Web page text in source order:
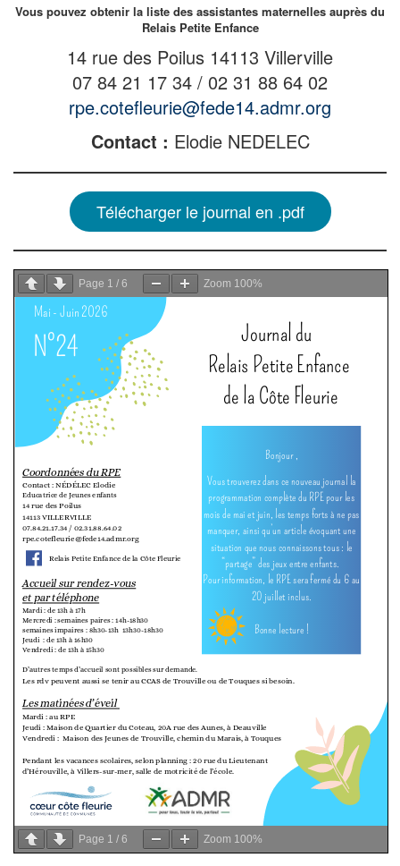
Vous pouvez obtenir la liste des assistantes maternelles auprès du
Relais Petite Enfance
14 rue des Poilus 14113 Villerville
07 84 21 17 34 / 02 31 88 64 02
rpe.cotefleurie@fede14.admr.org
Contact : Elodie NEDELEC
Télécharger le journal en .pdf
Page 1 / 6 Zoom 100%
Page 1 / 6 Zoom 100%